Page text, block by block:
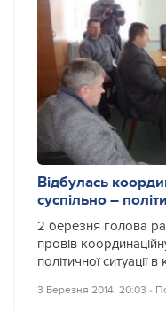
Відбулась
суспільно –
2 березня голова
провів
політичної ситуації в
3 Березня 2014, 20:03 ‐